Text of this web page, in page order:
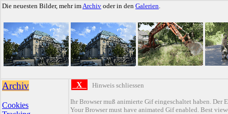
Die neuesten Bilder, mehr imArchiv oder in den Galerien.
Archiv
Cookies
X Hinweis schliessen
Ihr Browser muß animierte Gif eingeschaltet haben. Der
Your Browser must have animated Gif enabled. Best